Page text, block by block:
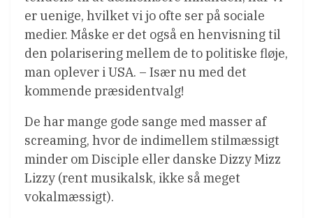
er uenige, hvilket vi jo ofte ser på sociale
medier. Måske er det også en henvisning til
den polarisering mellem de to politiske fløje,
man oplever i USA. – Især nu med det
kommende præsidentvalg!
De har mange gode sange med masser af
screaming, hvor de indimellem stilmæssigt
minder om Disciple eller danske Dizzy Mizz
Lizzy (rent musikalsk, ikke så meget
vokalmæssigt).